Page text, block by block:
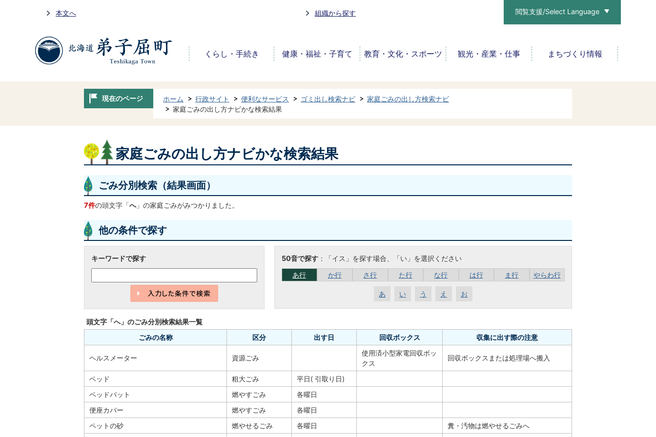
本文へ 組織から探す 閲覧支援/Select Language
くらし・手続き 健康・福祉・子育て 教育・文化・スポーツ 観光・産業・仕事 まちづくり情報
現在のページ ホーム 行政サイト 便利なサービス ゴミ出し検索ナビ
家庭ごみの出し方検索ナビ
家庭ごみの出し方ナビかな検索結果
家庭ごみの出し方ナビかな検索結果
ごみ分別検索 （結果画面）
7件の頭文字「へ」の家庭ごみがみつかりました。
他の条件で探す
キーワードで探す 50音で探す ：「イス」を探す場合、「い」を選択ください
あ行
か行 さ行 た行 な行 は行 ま行 やらわ行
あ い う え お
頭文字「へ」のごみ分別検索結果一覧
ごみの名称
区分 出す日 回収ボックス 収集に出す際の注意
ヘルスメーター 資源ごみ
使用済小型家電回収ボッ
クス
回収ボックスまたは処理場へ搬入
ベッド 粗大ごみ
平日( 引取り日)
ベッドパット
燃やすごみ
各曜日
便座カバー
燃やすごみ
各曜日
ペットの砂
燃やせるごみ 各曜日 糞・汚物は燃やせるごみへ